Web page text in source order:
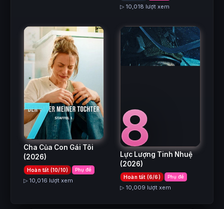
▷ 10,018 lượt xem
7
Cha Của Con Gái Tôi
(2026)
Hoàn tất (10/10) Phụ đề
▷ 10,016 lượt xem
8
Lực Lượng Tinh Nhuệ
(2026)
Hoàn tất (6/6) Phụ đề
▷ 10,009 lượt xem